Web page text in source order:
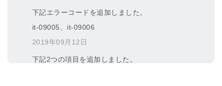
下記エラーコードを追加しました。
it-09005、it-09006
2019年09月12日
下記2つの項目を追加しました。